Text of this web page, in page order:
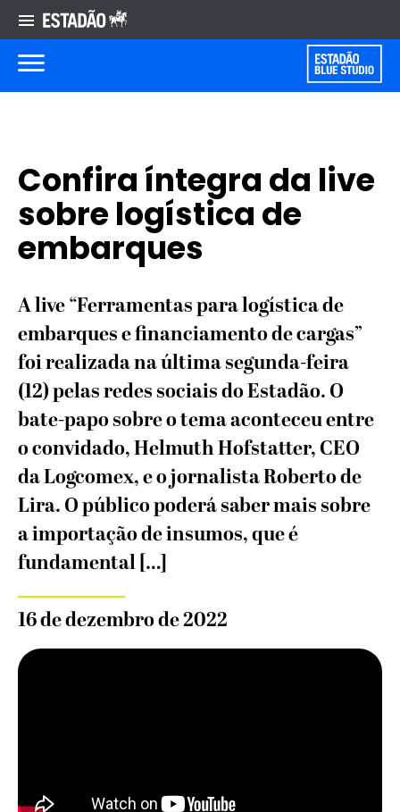
Confira íntegra da live
sobre logística de
embarques
A live “Ferramentas para logística de
embarques e financiamento de cargas”
foi realizada na última segunda-feira
(12) pelas redes sociais do Estadão. O
bate-papo sobre o tema aconteceu entre
o convidado, Helmuth Hofstatter, CEO
da Logcomex, e o jornalista Roberto de
Lira. O público poderá saber mais sobre
a importação de insumos, que é
fundamental […]
16 de dezembro de 2022